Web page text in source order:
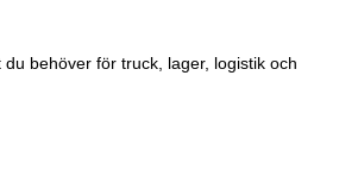
behöver för truck, lager, logistik och